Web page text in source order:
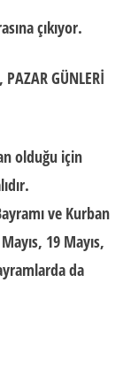
çıkıyor.
PAZAR GÜNLERİ
olduğu için
ve Kurban
19 Mayıs,
da